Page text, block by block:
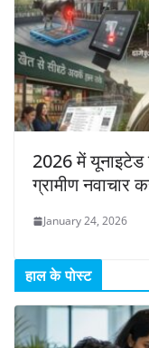
2026 में
ग्रामीण नवाचार
January 24, 2026
हाल के पोस्ट